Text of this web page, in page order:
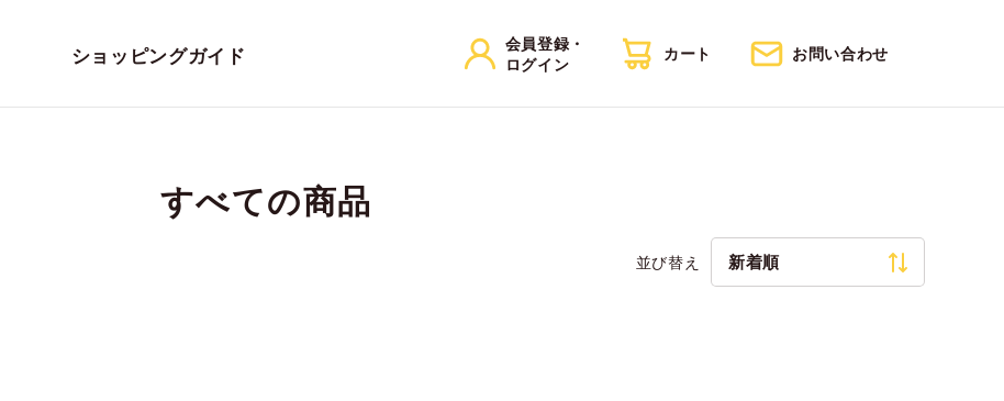
ショッピングガイド
会員登録・
ログイン
カート お問い合わせ
すべての商品
並び替え 新着順